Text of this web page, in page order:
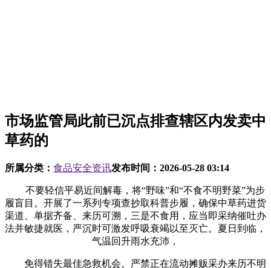
市场监管局此前已沉点排查辖区内发卖中
草药的
所属分类： 食品安全资讯发布时间： 2026-05-28 03:14
不要轻信平易近间解毒，将“野味”和“不食不明野菜”为步
履盲目。开展了一系列专项查抄取科普步履，确保中草药进货
渠道、单据齐备、来历可溯，三是不食用，应当即采纳催吐办
法并敏捷就医，严沉时可激发呼吸衰竭以至灭亡。夏日到临，
气温回升雨水充沛，
免得错失最佳急救机会。严禁正在流动摊贩采办来历不明